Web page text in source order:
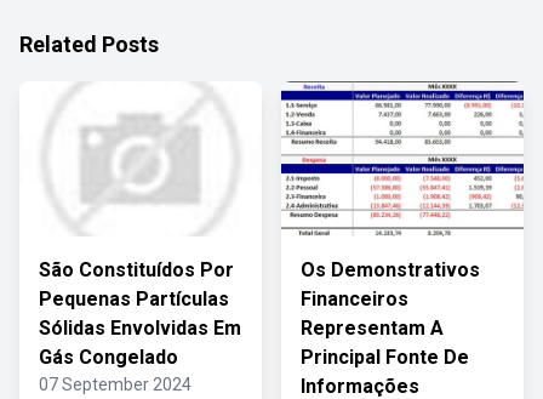
Related Posts
São Constituídos Por
Pequenas Partículas
Sólidas Envolvidas Em
Gás Congelado
07 September 2024
Os Demonstrativos
Financeiros
Representam A
Principal Fonte De
Informações